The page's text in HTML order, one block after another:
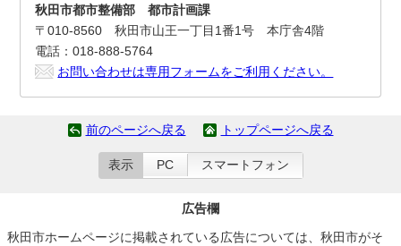
秋田市都市整備部 都市計画課
〒010-8560 秋田市山王一丁目1番1号 本庁舎4階
電話：018-888-5764
お問い合わせは専用フォームをご利用ください。
前のページへ戻る トップページへ戻る
表示 PC スマートフォン
広告欄
秋田市ホームページに掲載されている広告については、秋田市がそ